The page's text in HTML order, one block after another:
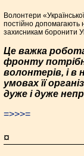
Волонтери
постійно
захисникам боронити
Це важка
фронту
волонтерів, і в
умовах її
дуже і дуже
=>>>=
¤